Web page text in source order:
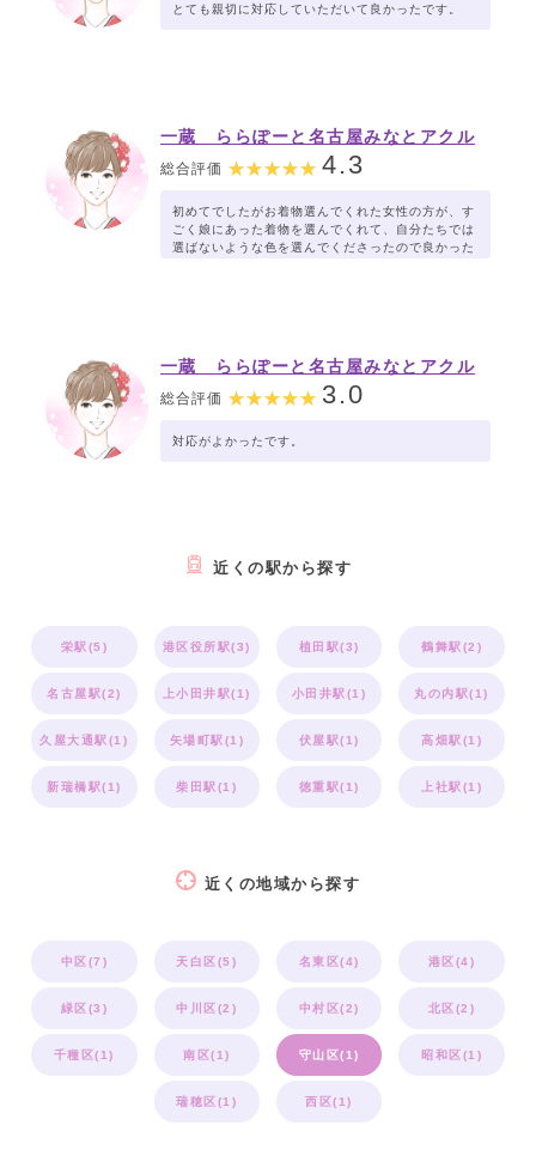
とても親切に対応していただいて良かったです。
一蔵 ららぽーと名古屋みなとアクル
ス店
総合評価 4.3
初めてでしたがお着物選んでくれた女性の方が、す
ごく娘にあった着物を選んでくれて、自分たちでは
選ばないような色を選んでくださったので良かった
一蔵 ららぽーと名古屋みなとアクル
総合評価 3.0
対応がよかったです。
近くの駅から探す
栄駅(5) 港区役所駅(3) 植田駅(3) 鶴舞駅(2)
名古屋駅(2) 上小田井駅(1) 小田井駅(1) 丸の内駅(1)
久屋大通駅(1) 矢場町駅(1) 伏屋駅(1) 高畑駅(1)
新瑞橋駅(1) 柴田駅(1) 徳重駅(1) 上社駅(1)
近くの地域から探す
中区(7) 天白区(5) 名東区(4) 港区(4)
緑区(3) 中川区(2) 中村区(2) 北区(2)
千種区(1) 南区(1) 守山区(1) 昭和区(1)
瑞穂区(1) 西区(1)